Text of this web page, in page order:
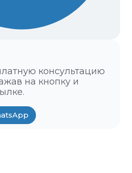
консультацию
на кнопку и